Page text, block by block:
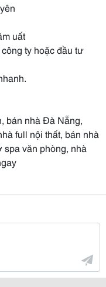
uất
ty hoặc đầu tư
bán nhà Đà Nẵng,
full nội thất, bán nhà
spa văn phòng, nhà